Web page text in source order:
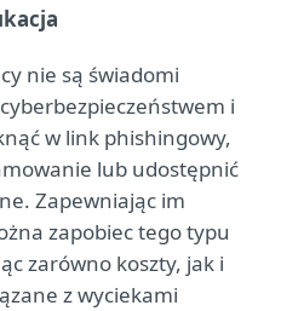
nie są świadomi
i
w link phishingowy,
lub udostępnić
Zapewniając im
zapobiec tego typu
zarówno koszty, jak i
z wyciekami